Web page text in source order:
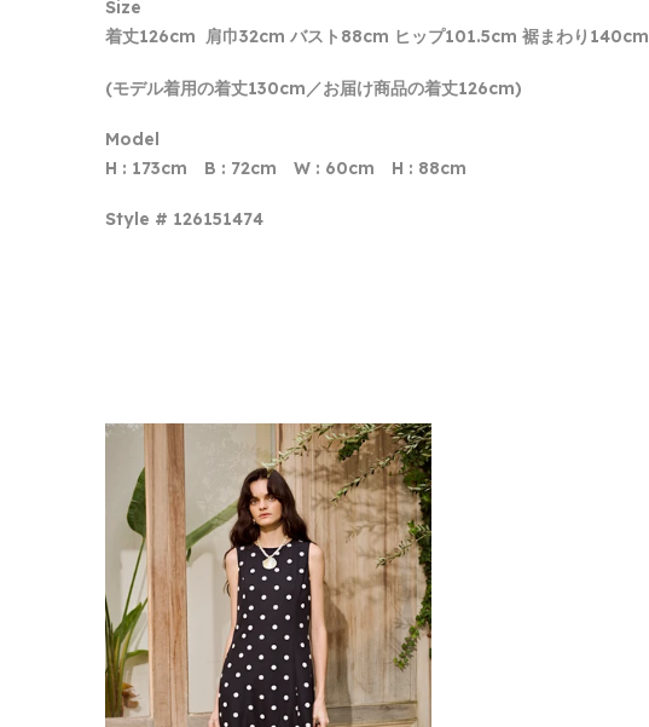
Size
着丈126cm 肩巾32cm バスト88cm ヒップ101.5cm 裾まわり140cm
(モデル着用の着丈130cm／お届け商品の着丈126cm)
Model
H : 173cm B : 72cm W : 60cm H : 88cm
Style # 126151474